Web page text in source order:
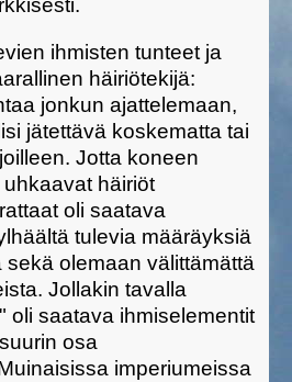
ihmisten tunteet ja
häiriötekijä:
jonkun ajattelemaan,
jätettävä koskematta tai
Jotta koneen
häiriöt
oli saatava
tulevia määräyksiä
sekä olemaan välittämättä
Jollakin tavalla
oli saatava ihmiselementit
osa
imperiumeissa